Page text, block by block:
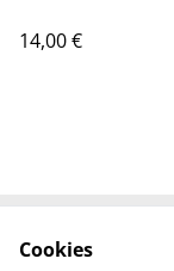
14,00 €
Cookies